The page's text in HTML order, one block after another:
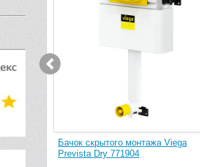
Бачок скрытого монтажа Viega
Prevista Dry 771904